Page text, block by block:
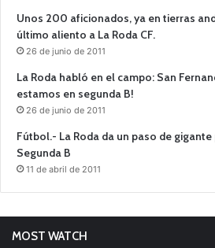
Unos 200 aficionados, ya en tierras
último aliento a La Roda CF.
26 de junio de 2011
La Roda habló en el campo: San
estamos en segunda B!
26 de junio de 2011
Fútbol.- La Roda da un paso de
Segunda B
11 de abril de 2011
MOST WATCH